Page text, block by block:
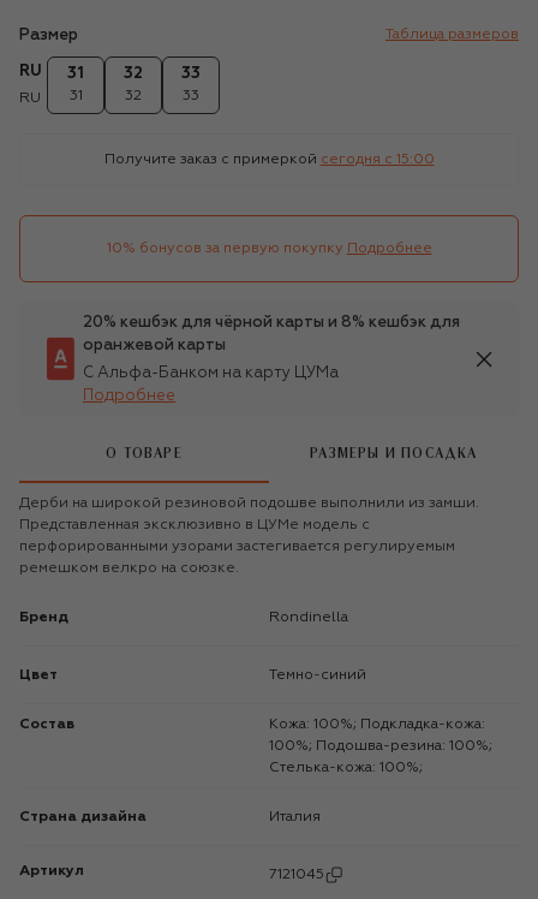
Размер Таблица размеров
RU
RU
31
31
32
32
33
33
Получите заказ с примеркой сегодня c 15:00
10% бонусов за первую покупку Подробнее
20% кешбэк для чёрной карты и 8% кешбэк для
оранжевой карты
С Альфа-Банком на карту ЦУМа
Подробнее
О ТОВАРЕ РАЗМЕРЫ И ПОСАДКА
Дерби на широкой резиновой подошве выполнили из замши.
Представленная эксклюзивно в ЦУМе модель с
перфорированными узорами застегивается регулируемым
ремешком велкро на союзке.
Бренд Rondinella
Цвет Темно-синий
Состав
Кожа: 100%; Подкладка-кожа:
100%; Подошва-резина: 100%;
Стелька-кожа: 100%;
Страна дизайна Италия
Артикул 7121045